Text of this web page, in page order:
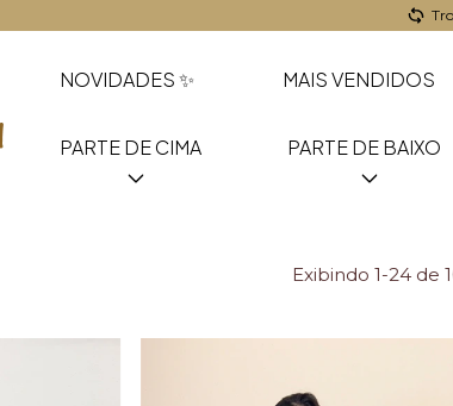
Segurança
NOVIDADES ✨ MAIS VENDIDOS
PARTE DE CIMA PARTE DE BAIXO
Exibindo 1-24 de